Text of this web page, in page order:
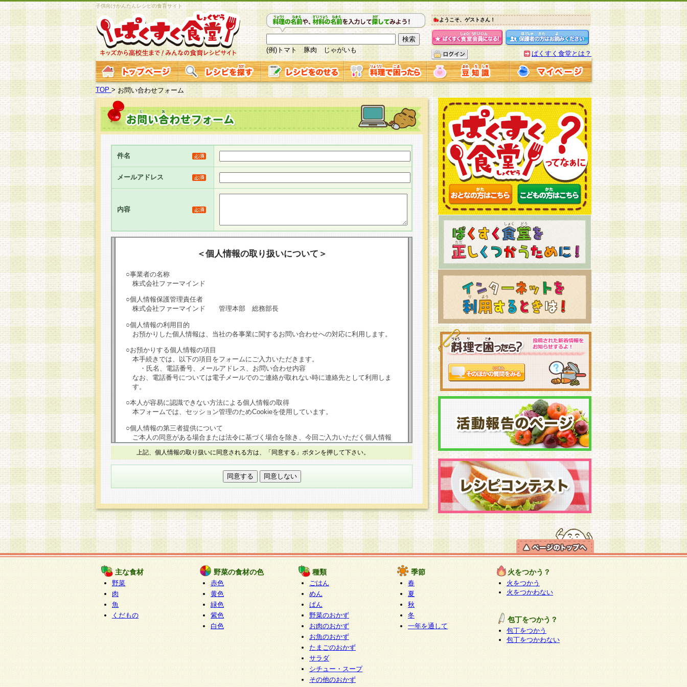
子供向けかんたんレシピの食育サイト
(例)トマト 豚肉 じゃがいも
ようこそ、ゲストさん！
ぱくすく食堂とは？
TOP >お問い合わせフォーム
件名
メールアドレス
内容
＜個人情報の取り扱いについて＞
○事業者の名称
株式会社ファーマインド
○個人情報保護管理責任者
株式会社ファーマインド 管理本部 総務部長
○個人情報の利用目的
お預かりした個人情報は、当社の各事業に関するお問い合わせへの対応に利用します。
○お預かりする個人情報の項目
本手続きでは、以下の項目をフォームにご入力いただきます。
・氏名、電話番号、メールアドレス、お問い合わせ内容
なお、電話番号については電子メールでのご連絡が取れない時に連絡先として利用しま
す。
○本人が容易に認識できない方法による個人情報の取得
本フォームでは、セッション管理のためCookieを使用しています。
○個人情報の第三者提供について
ご本人の同意がある場合または法令に基づく場合を除き、今回ご入力いただく個人情報
は第三者に提供しません。
個人情報の取り扱いを外部に委託する場合は、当社が規定する個人情報管理基準を満た
す企業を選定して委託を行い、適切な取り扱いが行われるよう監督します。
本人からの求めにより、当社が本件により取得した開示対象個人情報の利用目的の通
知・開示・内容の訂正・追加または削除・利用の停止・消去及び第三者への提供の禁止
（以下、総称して「開示等」といいます。）に応じます。
開示等に応じる窓口は以下になります。
ぱくすく食堂個人情報お客様相談窓口
paku-info@pakusuku.com
個人情報を与えることは任意ですが、個人情報の取扱いについて同意をいただけない場
合には、当社のサービスの提供、お客様からのお問い合わせ・ご相談への対応ができな
い場合がございますのでご了承ください。
上記、個人情報の取り扱いに同意される方は、「同意する」ボタンを押して下さい。
主な食材
野菜
肉
魚
くだもの
野菜の食材の色
赤色
黄色
緑色
紫色
白色
種類
ごはん
めん
ぱん
野菜のおかず
お肉のおかず
お魚のおかず
たまごのおかず
サラダ
シチュー・スープ
その他のおかず
季節
春
夏
秋
冬
一年を通して
火をつかう？
火をつかう
火をつかわない
包丁をつかう？
包丁をつかう
包丁をつかわない